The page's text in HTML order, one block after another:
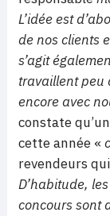
L’idée est
de nos clients
s’agit
travaillent peu
encore avec
constate
cette année «
revendeurs
D’habitude,
concours sont